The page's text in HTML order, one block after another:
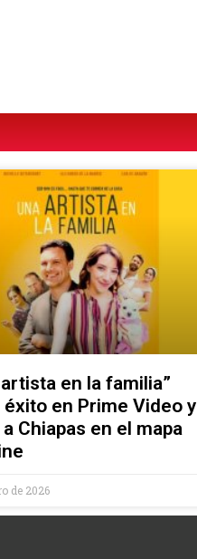
artista en la familia”
éxito en Prime Video y
Chiapas en el mapa
de 2026